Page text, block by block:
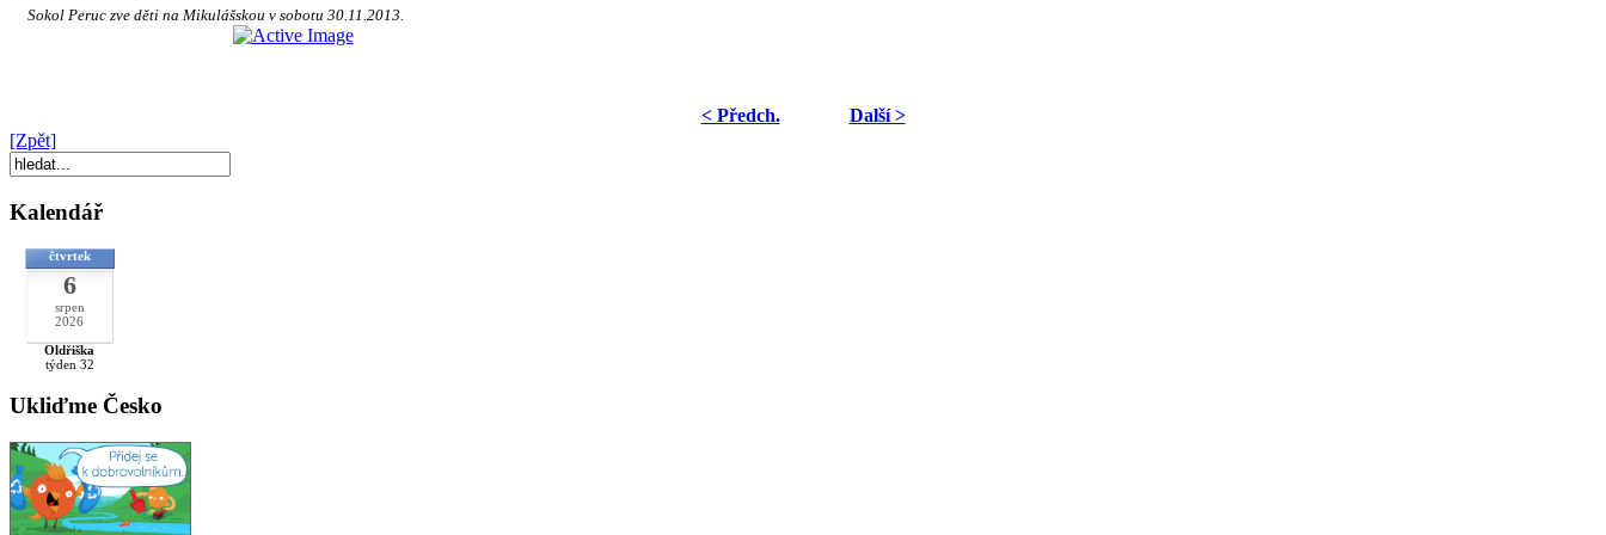
Sokol Peruc zve děti na Mikulášskou v sobotu 30.11.2013.
< Předch.
Další >
[Zpět]
Kalendář
čtvrtek
6
srpen
2026
Oldřiška
týden 32
Ukliďme Česko